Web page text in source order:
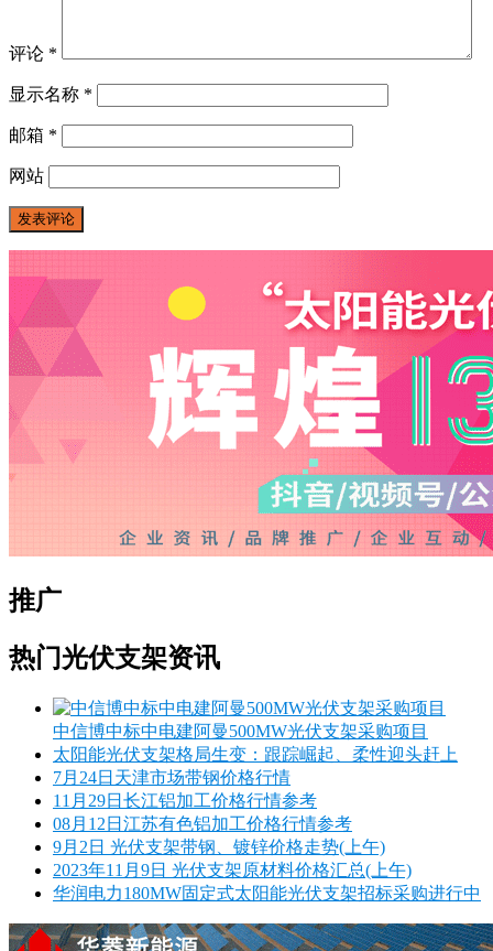
评论 *
显示名称 *
邮箱 *
网站
推广
热门光伏支架资讯
中信博中标中电建阿曼500MW光伏支架采购项目
太阳能光伏支架格局生变：跟踪崛起、柔性迎头赶上
7月24日天津市场带钢价格行情
11月29日长江铝加工价格行情参考
08月12日江苏有色铝加工价格行情参考
9月2日 光伏支架带钢、镀锌价格走势(上午)
2023年11月9日 光伏支架原材料价格汇总(上午)
华润电力180MW固定式太阳能光伏支架招标采购进行中